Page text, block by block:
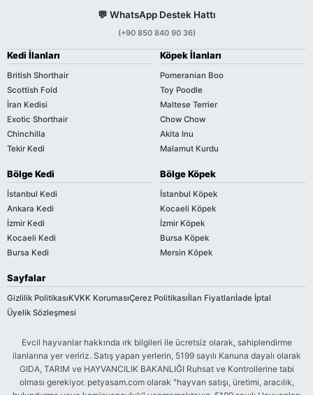
💬 WhatsApp Destek Hattı
(+90 850 840 90 36)
Kedi İlanları
British Shorthair
Scottish Fold
İran Kedisi
Exotic Shorthair
Chinchilla
Tekir Kedi
Köpek İlanları
Pomeranian Boo
Toy Poodle
Maltese Terrier
Chow Chow
Akita Inu
Malamut Kurdu
Bölge Kedi
İstanbul Kedi
Ankara Kedi
İzmir Kedi
Kocaeli Kedi
Bursa Kedi
Bölge Köpek
İstanbul Köpek
Kocaeli Köpek
İzmir Köpek
Bursa Köpek
Mersin Köpek
Sayfalar
Gizlilik PolitikasıKVKK KorumasıÇerez Politikasıİlan Fiyatlarıİade İptal
Üyelik Sözleşmesi
Evcil hayvanlar hakkında ırk bilgileri ile ücretsiz olarak, sahiplendirme
ilanlarına yer veririz. Satış yapan yerlerin, 5199 sayılı Kanuna dayalı olarak
GIDA, TARIM ve HAYVANCILIK BAKANLIĞI Ruhsat ve Kontrollerine tabi
olması gerekiyor. petyasam.com olarak "hayvan satışı, üretimi, aracılık,